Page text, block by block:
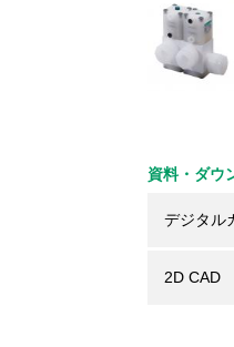
資料・ダウ
デジタル
2D CAD